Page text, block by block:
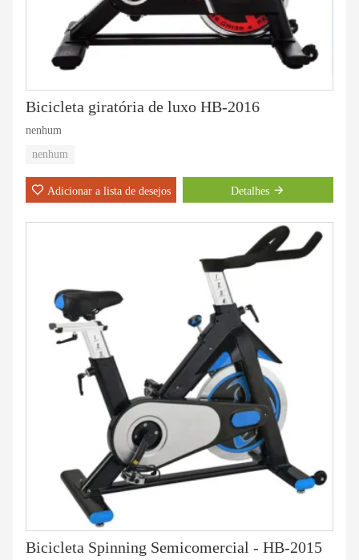
Bicicleta giratória de luxo HB-2016
nenhum
nenhum
Adicionar a lista de desejos Detalhes
Bicicleta Spinning Semicomercial - HB-2015